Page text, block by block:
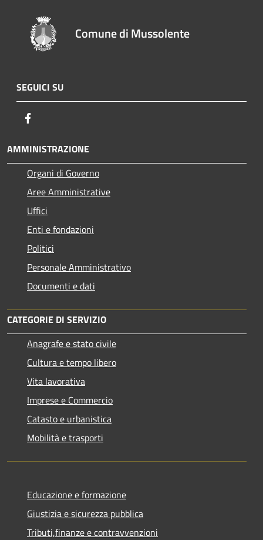
Comune di Mussolente
SEGUICI SU
AMMINISTRAZIONE
Organi di Governo
Aree Amministrative
Uffici
Enti e fondazioni
Politici
Personale Amministrativo
Documenti e dati
CATEGORIE DI SERVIZIO
Anagrafe e stato civile
Cultura e tempo libero
Vita lavorativa
Imprese e Commercio
Catasto e urbanistica
Mobilità e trasporti
Educazione e formazione
Giustizia e sicurezza pubblica
Tributi,finanze e contravvenzioni